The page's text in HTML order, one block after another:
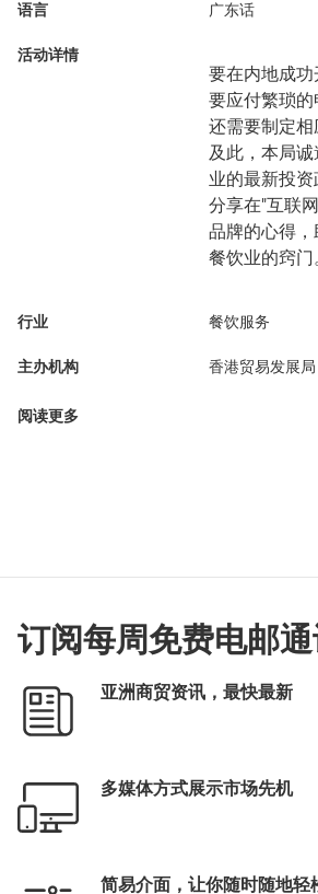
语言 广东话
活动详情
要在内地成
要应付繁琐的
还需要制定
及此，本局
业的最新投
分享在"互联
品牌的心得
餐饮业的窍门
行业 餐饮服务
主办机构 香港贸易发展局
阅读更多
订阅每周免费电邮
亚洲商贸资讯，最快最新
多媒体方式展示市场先机
简易介面，让你随时随地轻